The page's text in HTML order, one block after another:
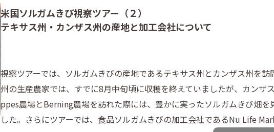
米国ソルガムきび視察ツアー（２）
テキサス州・カンザス州の産地と加工会社について
視察ツアーでは、ソルガムきびの産地であるテキサス州とカンザス州を訪
州の生産農家では、すでに8月中旬頃に収穫を終えていましたが、カンザ
ppes農場とBerning農場を訪れた際には、豊かに実ったソルガムきび畑を
した。さらにツアーでは、食品ソルガムきびの加工会社であるNu Life